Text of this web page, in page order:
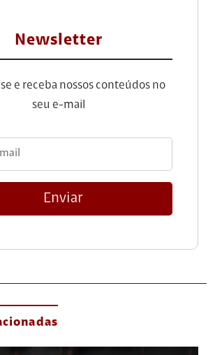
Newsletter
e receba nossos conteúdos no
seu e-mail
Enviar